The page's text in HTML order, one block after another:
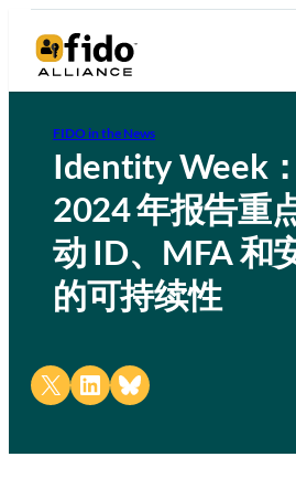
FIDO in the News
Identity Week
2024 年报告重
动 ID、MFA 和
的可持续性
Share on X Share on LinkedIn
Share on Bluesky